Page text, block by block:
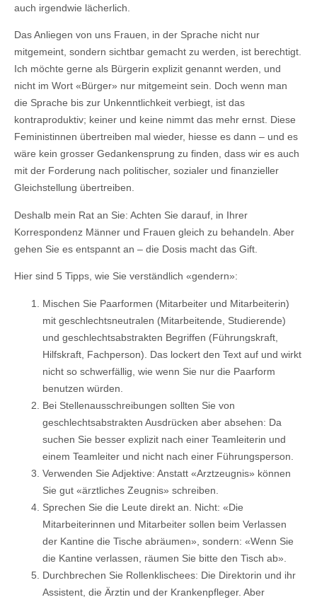
auch irgendwie lächerlich.
Das Anliegen von uns Frauen, in der Sprache nicht nur
mitgemeint, sondern sichtbar gemacht zu werden, ist berechtigt.
Ich möchte gerne als Bürgerin explizit genannt werden, und
nicht im Wort «Bürger» nur mitgemeint sein. Doch wenn man
die Sprache bis zur Unkenntlichkeit verbiegt, ist das
kontraproduktiv; keiner und keine nimmt das mehr ernst. Diese
Feministinnen übertreiben mal wieder, hiesse es dann – und es
wäre kein grosser Gedankensprung zu finden, dass wir es auch
mit der Forderung nach politischer, sozialer und finanzieller
Gleichstellung übertreiben.
Deshalb mein Rat an Sie: Achten Sie darauf, in Ihrer
Korrespondenz Männer und Frauen gleich zu behandeln. Aber
gehen Sie es entspannt an – die Dosis macht das Gift.
Hier sind 5 Tipps, wie Sie verständlich «gendern»:
Mischen Sie Paarformen (Mitarbeiter und Mitarbeiterin)
mit geschlechtsneutralen (Mitarbeitende, Studierende)
und geschlechtsabstrakten Begriffen (Führungskraft,
Hilfskraft, Fachperson). Das lockert den Text auf und wirkt
nicht so schwerfällig, wie wenn Sie nur die Paarform
benutzen würden.
Bei Stellenausschreibungen sollten Sie von
geschlechtsabstrakten Ausdrücken aber absehen: Da
suchen Sie besser explizit nach einer Teamleiterin und
einem Teamleiter und nicht nach einer Führungsperson.
Verwenden Sie Adjektive: Anstatt «Arztzeugnis» können
Sie gut «ärztliches Zeugnis» schreiben.
Sprechen Sie die Leute direkt an. Nicht: «Die
Mitarbeiterinnen und Mitarbeiter sollen beim Verlassen
der Kantine die Tische abräumen», sondern: «Wenn Sie
die Kantine verlassen, räumen Sie bitte den Tisch ab».
Durchbrechen Sie Rollenklischees: Die Direktorin und ihr
Assistent, die Ärztin und der Krankenpfleger. Aber